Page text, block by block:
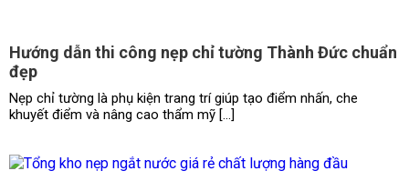
Hướng dẫn thi công nẹp chỉ tường Thành Đức chuẩn
đẹp
Nẹp chỉ tường là phụ kiện trang trí giúp tạo điểm nhấn, che
khuyết điểm và nâng cao thẩm mỹ […]